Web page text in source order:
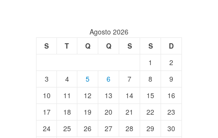
Agosto 2026
S
T Q Q S S
D
1
2
3
4 5 6 7 8
9
10
11 12 13 14 15
16
17
18 19 20 21 22
23
24
25 26 27 28 29
30